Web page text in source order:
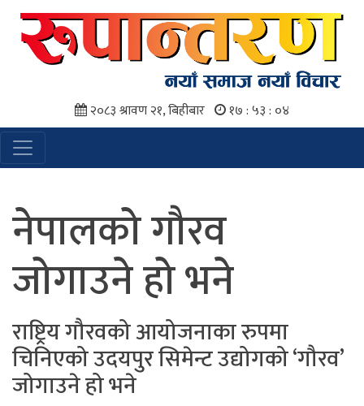
२०८३ श्रावण २१, बिहीबार १७ : ५३ : ०४
नेपालको गौरव
जोगाउने हो भने
राष्ट्रिय गौरवको आयोजनाका रुपमा
चिनिएको उदयपुर सिमेन्ट उद्योगको ‘गौरव’
जोगाउने हो भने